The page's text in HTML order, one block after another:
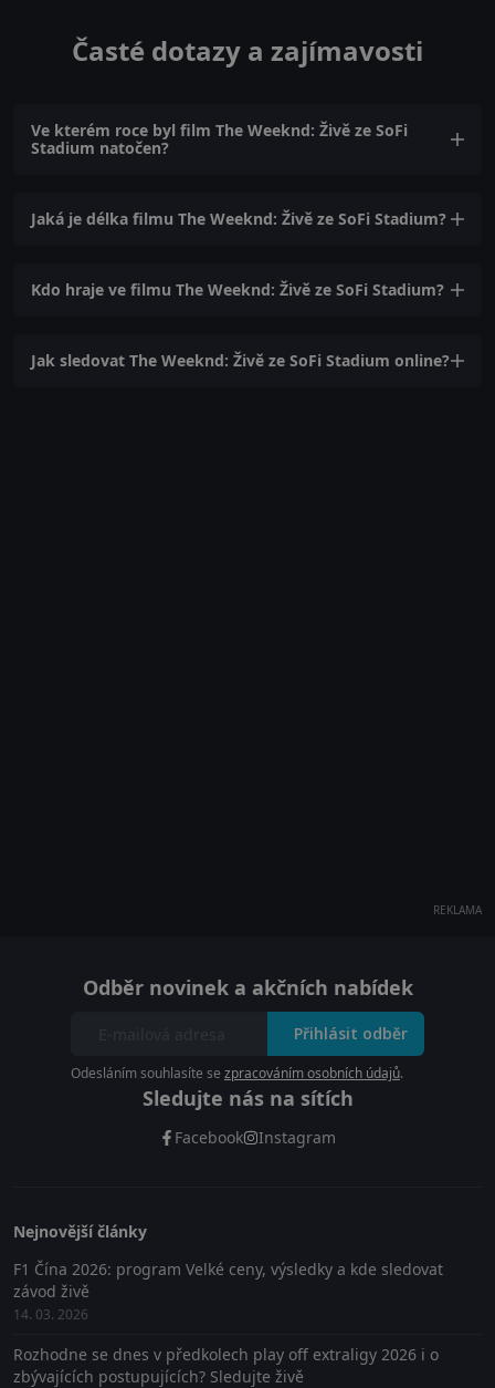
Časté dotazy a zajímavosti
Ve kterém roce byl film The Weeknd: Živě ze SoFi
Stadium natočen?
Jaká je délka filmu The Weeknd: Živě ze SoFi Stadium?
Kdo hraje ve filmu The Weeknd: Živě ze SoFi Stadium?
Jak sledovat The Weeknd: Živě ze SoFi Stadium online?
REKLAMA
Odběr novinek a akčních nabídek
Přihlásit odběr
Odesláním souhlasíte se zpracováním osobních údajů.
Sledujte nás na sítích
Facebook Instagram
Nejnovější články
F1 Čína 2026: program Velké ceny, výsledky a kde sledovat
závod živě
14. 03. 2026
Rozhodne se dnes v předkolech play off extraligy 2026 i o
zbývajících postupujících? Sledujte živě